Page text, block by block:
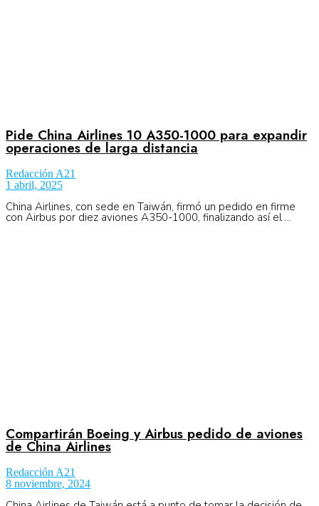
Pide China Airlines 10 A350-1000 para expandir
operaciones de larga distancia
Redacción A21
1 abril, 2025
China Airlines, con sede en Taiwán, firmó un pedido en firme
con Airbus por diez aviones A350-1000, finalizando así el ...
Compartirán Boeing y Airbus pedido de aviones
de China Airlines
Redacción A21
8 noviembre, 2024